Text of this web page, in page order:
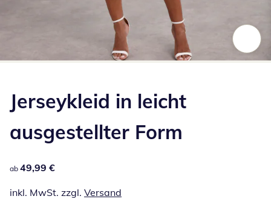
Jerseykleid in leicht
ausgestellter Form
49,99 €
ab 49,99 €
inkl. MwSt. zzgl. Versand